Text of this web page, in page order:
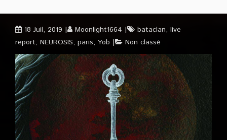
18 Juil, 2019 Moonlight1664 bataclan, live
report, NEUROSIS, paris, Yob Non classé